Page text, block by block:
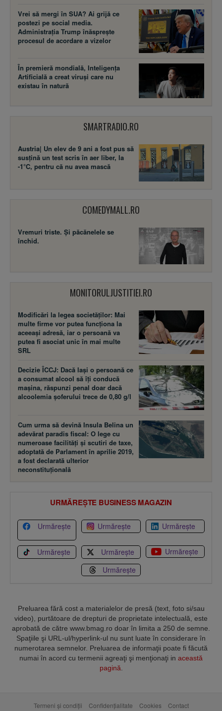
Vrei să mergi în SUA? Ai grijă ce
postezi pe social media.
Administrația Trump înăsprește
procesul de acordare a vizelor
În premieră mondială, Inteligența
Artificială a creat viruși care nu
existau în natură
SMARTRADIO.RO
Austria| Un elev de 9 ani a fost pus să
susţină un test scris în aer liber, la
-1°C, pentru că nu avea mască
COMEDYMALL.RO
Vremuri triste. Şi păcănelele se
închid.
MONITORULJUSTITIEI.RO
Modificări la legea societăţilor: Mai
multe firme vor putea funcţiona la
aceeaşi adresă, iar o persoană va
putea fi asociat unic în mai multe
SRL
Decizie ÎCCJ: Dacă laşi o persoană ce
a consumat alcool să îţi conducă
maşina, răspunzi penal doar dacă
alcoolemia şoferului trece de 0,80 g/l
Cum urma să devină Insula Belina un
adevărat paradis fiscal: O lege cu
numeroase facilităţi şi scutiri de taxe,
adoptată de Parlament în aprilie 2019,
a fost declarată ulterior
neconstituţională
URMĂREȘTE BUSINESS MAGAZIN
Urmărește Urmărește Urmărește
Urmărește Urmărește
Urmărește
Urmărește
Preluarea fără cost a materialelor de presă (text, foto si/sau
video), purtătoare de drepturi de proprietate intelectuală, este
aprobată de către www.bmag.ro doar în limita a 250 de semne.
Spaţiile şi URL-ul/hyperlink-ul nu sunt luate în considerare în
numerotarea semnelor. Preluarea de informaţii poate fi făcută
numai în acord cu termenii agreaţi şi menţionaţi in această
pagină
Termeni și condiții Confidențialitate Cookies Contact